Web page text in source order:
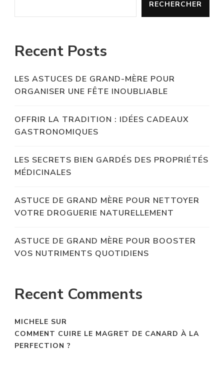
RECHERCHER
Recent Posts
LES ASTUCES DE GRAND-MÈRE POUR
ORGANISER UNE FÊTE INOUBLIABLE
OFFRIR LA TRADITION : IDÉES CADEAUX
GASTRONOMIQUES
LES SECRETS BIEN GARDÉS DES PROPRIÉTÉS
MÉDICINALES
ASTUCE DE GRAND MÈRE POUR NETTOYER
VOTRE DROGUERIE NATURELLEMENT
ASTUCE DE GRAND MÈRE POUR BOOSTER
VOS NUTRIMENTS QUOTIDIENS
Recent Comments
MICHELE SUR
COMMENT CUIRE LE MAGRET DE CANARD À LA
PERFECTION ?